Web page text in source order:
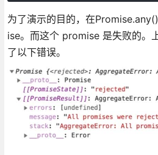
为了演示的目的，在
ise。而这个 promise 是失败的。
了以下错误。